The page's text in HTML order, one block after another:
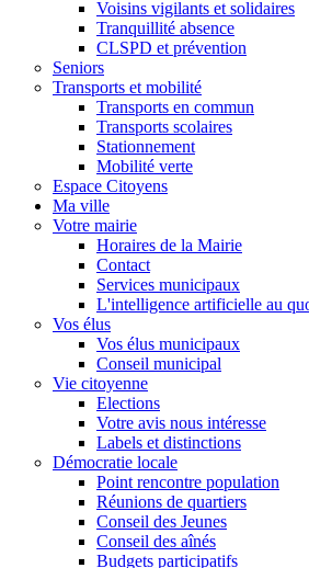
Voisins vigilants et solidaires
Tranquillité absence
CLSPD et prévention
Seniors
Transports et mobilité
Transports en commun
Transports scolaires
Stationnement
Mobilité verte
Espace Citoyens
Ma ville
Votre mairie
Horaires de la Mairie
Contact
Services municipaux
L'intelligence artificielle au
Vos élus
Vos élus municipaux
Conseil municipal
Vie citoyenne
Elections
Votre avis nous intéresse
Labels et distinctions
Démocratie locale
Point rencontre population
Réunions de quartiers
Conseil des Jeunes
Conseil des aînés
Budgets participatifs